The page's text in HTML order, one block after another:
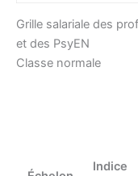
Grille salariale des
et des PsyEN
Classe normale
Indice